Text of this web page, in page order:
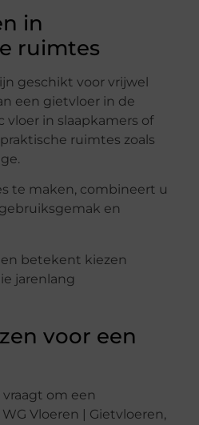
in
ruimtes
geschikt voor vrijwel
een gietvloer in de
vloer in slaapkamers of
ruimtes zoals
te maken, combineert u
en
betekent kiezen
jarenlang
voor een
om een
Vloeren | Gietvloeren,